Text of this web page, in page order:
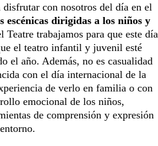
disfrutar con nosotros del día en el
escénicas dirigidas a los niños y
Teatre trabajamos para que este día
el teatro infantil y juvenil esté
el año. Además, no es casualidad
con el día internacional de la
de verlo en familia o con
emocional de los niños,
de comprensión y expresión